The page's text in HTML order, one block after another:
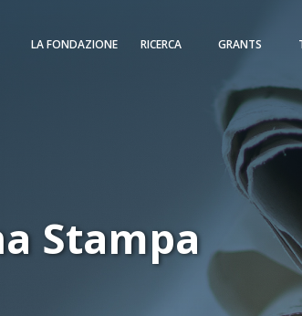
LA FONDAZIONE RICERCA GRANTS
Stampa